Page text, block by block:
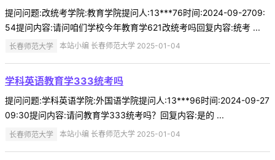
提问问题:改统考学院:教育学院提问人:13***76时间:2024-09-2709:
54提问内容:请问咱们学校今年教育学621改统考吗回复内容:统考 ...
长春师范大学 本站小编 长春师范大学 2025-01-04
学科英语教育学333统考吗
提问问题:学科英语学院:外国语学院提问人:13***96时间:2024-09-27
09:30提问内容:请问教育学333统考吗？回复内容:是的 ...
长春师范大学 本站小编 长春师范大学 2025-01-04